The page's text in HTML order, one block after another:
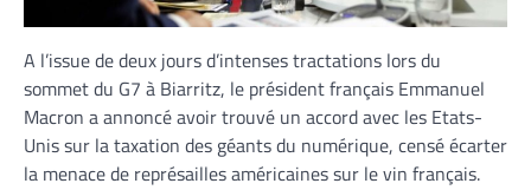
A l’issue de deux jours d’intenses tractations lors du
sommet du G7 à Biarritz, le président français Emmanuel
Macron a annoncé avoir trouvé un accord avec les Etats-
Unis sur la taxation des géants du numérique, censé écarter
la menace de représailles américaines sur le vin français.